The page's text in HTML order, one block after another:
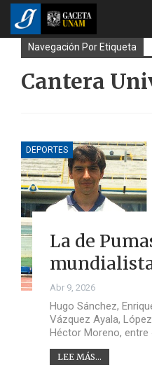
Navegación Por Etiqueta
Cantera
DEPORTES
La de
Abr 9, 2026
Hugo Sánchez,
Vázquez Ayala,
Héctor Moreno, entre
LEE MÁS...